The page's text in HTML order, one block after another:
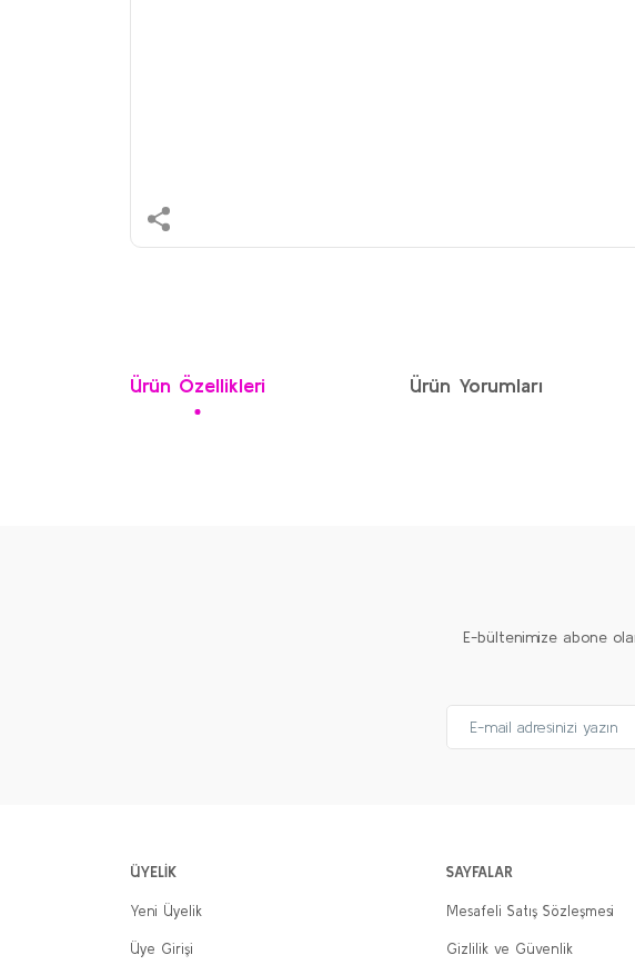
Ürün Özellikleri Ürün Yorumları
E-bültenimize abone
ÜYELİK
Yeni Üyelik
Üye Girişi
SAYFALAR
Mesafeli Satış Sözleşmesi
Gizlilik ve Güvenlik